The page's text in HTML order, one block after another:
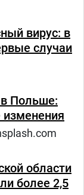
вирус: в
случаи
Польше:
области
более 2,5